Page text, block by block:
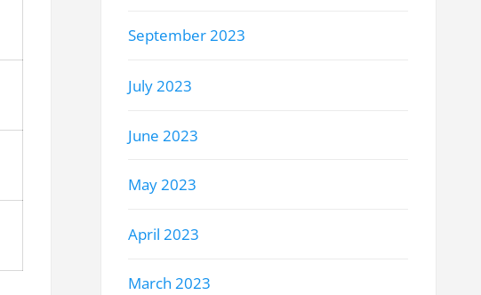
September 2023
July 2023
June 2023
May 2023
April 2023
March 2023